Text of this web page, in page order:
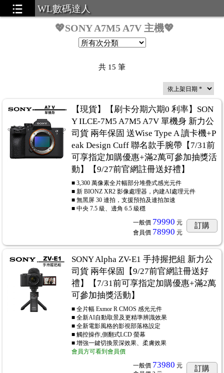
WL數碼達人
💖SONY A7M5 A7V 主機💖
共 15 筆
【現貨】【刷卡分期六期0 利率】SON
Y ILCE-7M5 A7M5 A7V 單機身 新力公
司貨 兩年保固 送Wise Type A 讀卡機+P
eak Design Cuff 聯名款手腕帶【7/31前
可享指定加購優惠+滿2萬可參加抽獎活
動】【9/27前官網註冊送好禮】
■ 3,300 萬像素全片幅部分堆疊式感光元件
■ 新 BIONZ XR2 影像處理器，內建AI處理元件
■ 無黑屏 30 連拍，支援預拍及連拍加速
■ 中央 7.5 級、邊角 6.5 級穩
一般價 79990 元
會員價 78990 元
訂購
SONY Alpha ZV-E1 手持握把組 新力公
司貨 兩年保固【9/27前官網註冊送好
禮】【7/31前可享指定加購優惠+滿2萬
可參加抽獎活動】
■ 全片幅 Exmor R CMOS 感光元件
■ 全新AI自動取景及更精準辨識效果
■ 全新電影風格的影視部落格設定
■ 觸控操作,側翻式LCD 螢幕
■ 增強一鍵切換景深效果、柔膚效果
會員方可看到會員價
一般價 73980 元
訂購